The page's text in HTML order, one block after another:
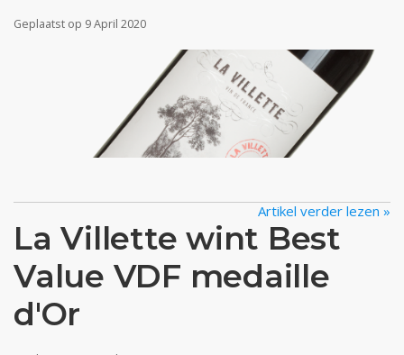
Geplaatst op 9 April 2020
Artikel verder lezen »
La Villette wint Best
Value VDF medaille
d'Or